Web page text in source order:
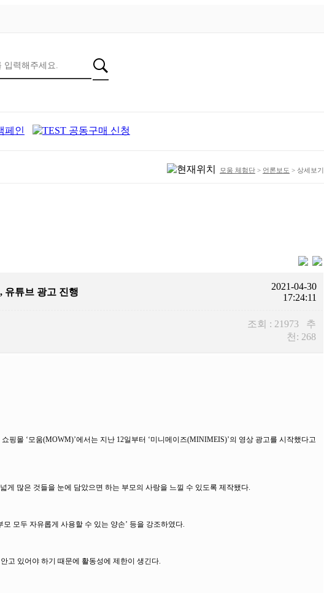
모움 체험단 > 언론보도 > 상세보기
유튜브 광고 진행
2021-04-30
17:24:11
조회 : 21973 추
천: 268
몰 ‘모움(MOWM)’에서는 지난 12일부터 ‘미니메이즈(MINIMEIS)’의 영상 광고를 시작했다고
많은 것들을 눈에 담았으면 하는 부모의 사랑을 느낄 수 있도록 제작됐다.
모 모두 자유롭게 사용할 수 있는 양손’ 등을 강조하였다.
고 있어야 하기 때문에 활동성에 제한이 생긴다.